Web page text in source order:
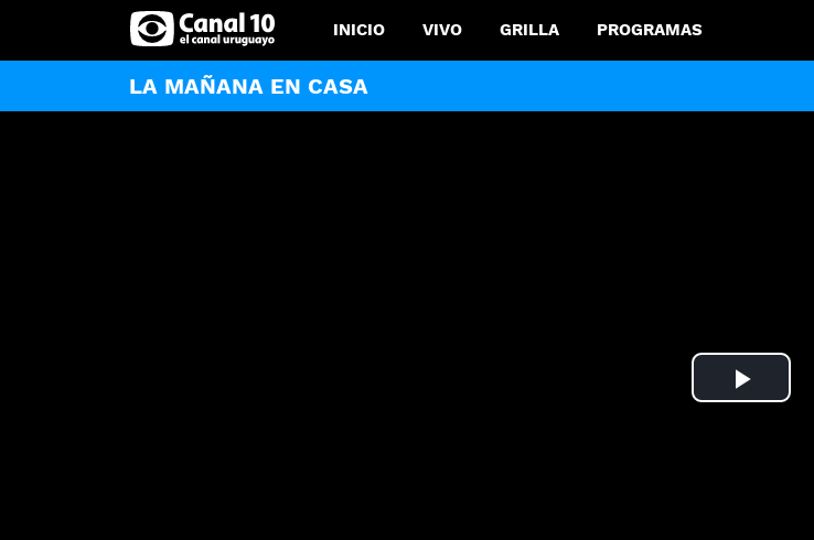
INICIO VIVO GRILLA PROGRAMAS
LA MAÑANA EN CASA
Play